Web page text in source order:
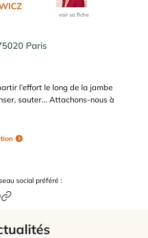
voir sa fiche
Paris
l’effort le long de la jambe
sauter... Attachons-nous à
social préféré :